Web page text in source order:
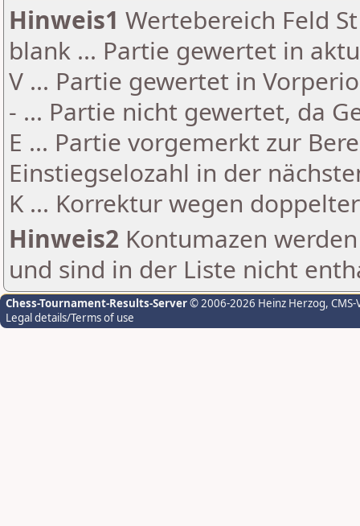
Hinweis1 Wertebereich Feld
blank ... Partie gewertet in
V ... Partie gewertet in
- ... Partie nicht gewertet, da
E ... Partie vorgemerkt zur
Einstiegselozahl in der
K ... Korrektur wegen
Hinweis2 Kontumazen
und sind in der Liste nicht
Chess-Tournament-Results-Server© 2006-2026 Heinz Herzog,
Legal details/Terms of use